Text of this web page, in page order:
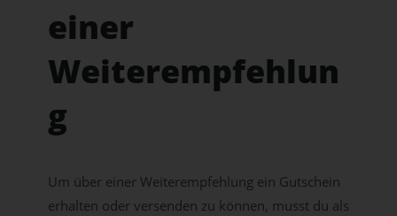
einer
Weiterempfehlun
g
Um über einer Weiterempfehlung ein Gutschein
erhalten oder versenden zu können, musst du als